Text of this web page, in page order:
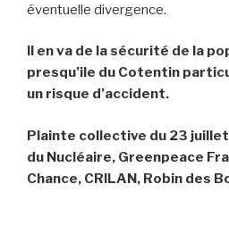
éventuelle divergence.
Il en va de la sécurité de la
presqu’ile du Cotentin
un risque d’accident.
Plainte collective du 23
du Nucléaire, Greenpeace
Chance, CRILAN, Robin des